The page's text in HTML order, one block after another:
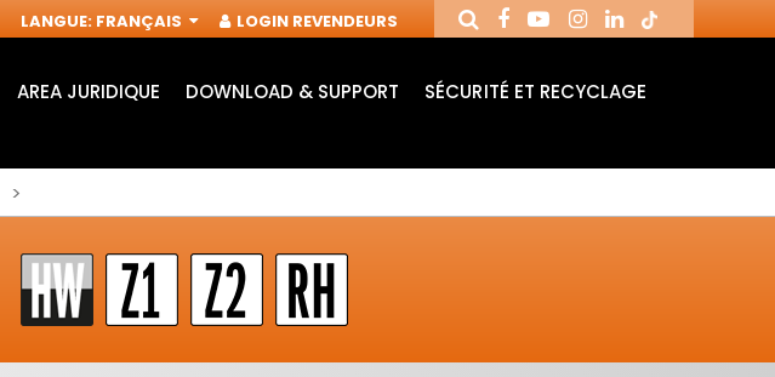
LANGUE: FRANÇAIS LOGIN REVENDEURS
AREA JURIDIQUE DOWNLOAD & SUPPORT
SÉCURITÉ ET RECYCLAGE